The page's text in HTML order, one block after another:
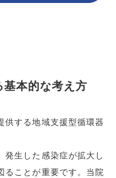
本的な考え方
供する地域支援型循環器
発生した感染症が拡大し
ることが重要です。当院